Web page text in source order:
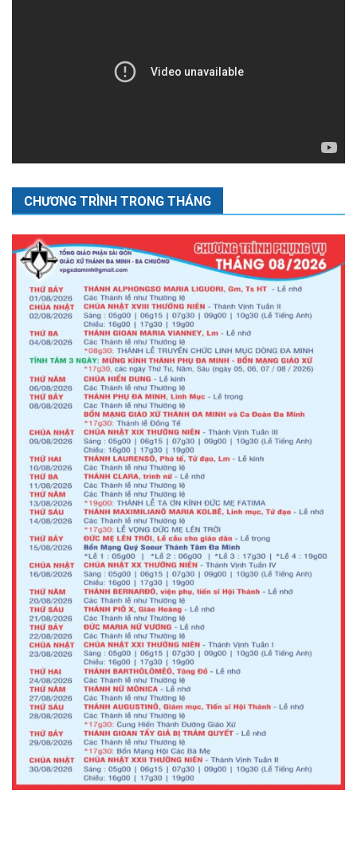
CHƯƠNG TRÌNH TRONG THÁNG